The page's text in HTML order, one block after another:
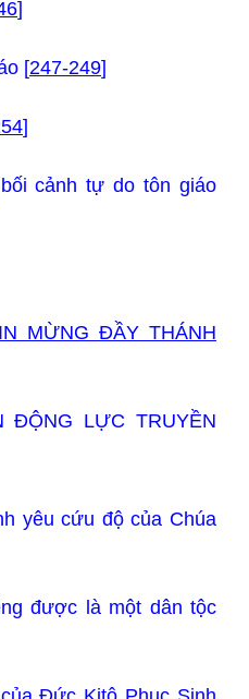
]
[247-249]
]
cảnh tự do tôn giáo
MỪNG ĐẦY THÁNH
ĐỘNG LỰC TRUYỀN
yêu cứu độ của Chúa
được là một dân tộc